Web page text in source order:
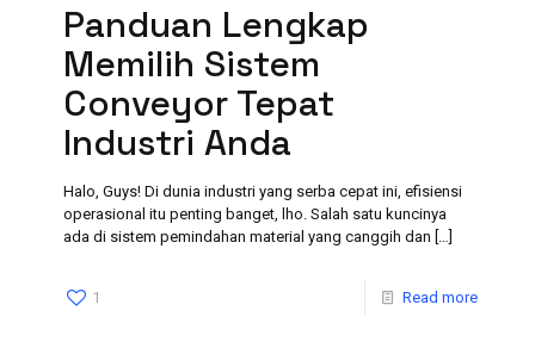
Panduan Lengkap
Memilih Sistem
Conveyor Tepat
Industri Anda
Halo, Guys! Di dunia industri yang serba cepat ini, efisiensi
operasional itu penting banget, lho. Salah satu kuncinya
ada di sistem pemindahan material yang canggih dan […]
1 Read more